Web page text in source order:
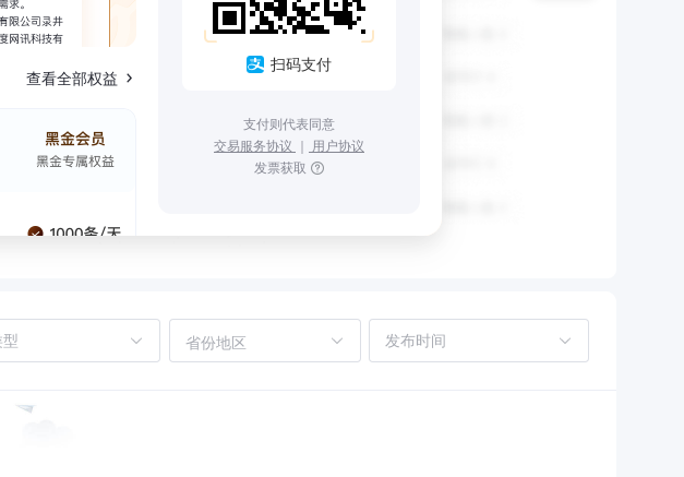
查看全部权益
扫码支付
支付则代表同意
交易服务协议 ｜ 用户协议
发票获取
省份地区